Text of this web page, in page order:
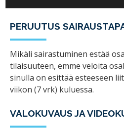
PERUUTUS
Mikäli sairastuminen estää
tilaisuuteen, emme veloita
sinulla on esittää esteeseen
viikon (7 vrk) kuluessa.
VALOKUVAUS JA